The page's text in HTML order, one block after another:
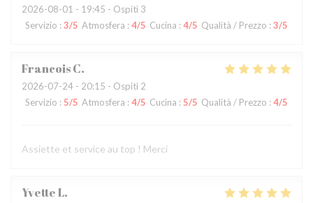
2026-08-01 - 19:45 - Ospiti 3
Servizio : 3/5 Atmosfera : 4/5 Cucina : 4/5 Qualità / Prezzo : 3/5
FrancoisC
2026-07-24 - 20:15 - Ospiti 2
Servizio : 5/5 Atmosfera : 4/5 Cucina : 5/5 Qualità / Prezzo : 4/5
Assiette et service au top ! Merci
YvetteL